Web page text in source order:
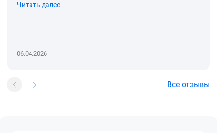
Читать далее
06.04.2026
Все отзывы